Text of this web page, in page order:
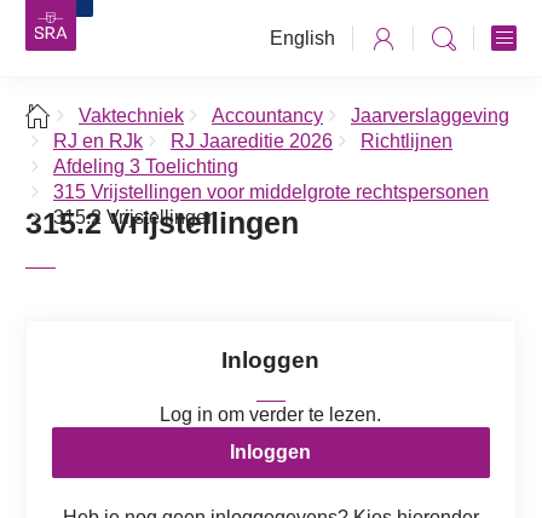
English
Vaktechniek Accountancy
Jaarverslaggeving
RJ en RJk
RJ Jaareditie 2026
Richtlijnen
Afdeling 3 Toelichting
315 Vrijstellingen voor middelgrote rechtspersonen
315.2 Vrijstellingen
315.2 Vrijstellingen
Inloggen
Log in om verder te lezen.
Inloggen